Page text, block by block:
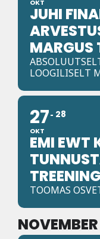
OKT
JUHI
MARGUS
LOOGILISELT
27
OKT
28
EMI EWT
TREENING
TOOMAS
NOVEMBER